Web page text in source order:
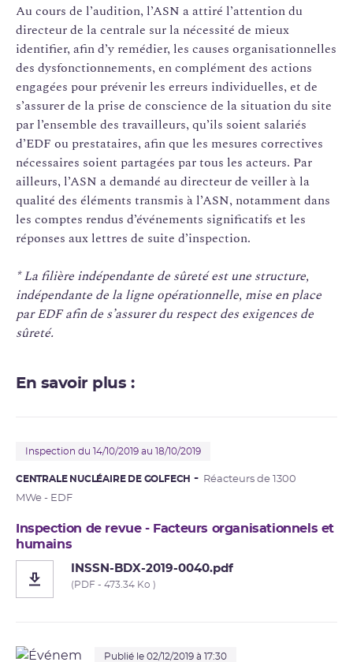
Au cours de l’audition, l’ASN a attiré l’attention du
directeur de la centrale sur la nécessité de mieux
identifier, afin d’y remédier, les causes organisationnelles
des dysfonctionnements, en complément des actions
engagées pour prévenir les erreurs individuelles, et de
s’assurer de la prise de conscience de la situation du site
par l’ensemble des travailleurs, qu’ils soient salariés
d’EDF ou prestataires, afin que les mesures correctives
nécessaires soient partagées par tous les acteurs. Par
ailleurs, l’ASN a demandé au directeur de veiller à la
qualité des éléments transmis à l’ASN, notamment dans
les comptes rendus d’événements significatifs et les
réponses aux lettres de suite d’inspection.
* La filière indépendante de sûreté est une structure,
indépendante de la ligne opérationnelle, mise en place
par EDF afin de s’assurer du respect des exigences de
sûreté.
En savoir plus :
Inspection du 14/10/2019 au 18/10/2019
CENTRALE NUCLÉAIRE DE GOLFECH
Réacteurs de 1300
MWe - EDF
Inspection de revue - Facteurs organisationnels et
humains
INSSN-BDX-2019-0040.pdf
(PDF - 473.34 Ko )
Publié le 02/12/2019 à 17:30